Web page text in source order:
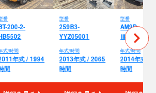
番
200-2-
式/時間
年式 / 1994
間
型番
259B3-
YYZ05001
年式/時間
2013年式 / 2065
時間
型番
AM9D-
Ⅲ-
年式/時間
2014年式 /
時間